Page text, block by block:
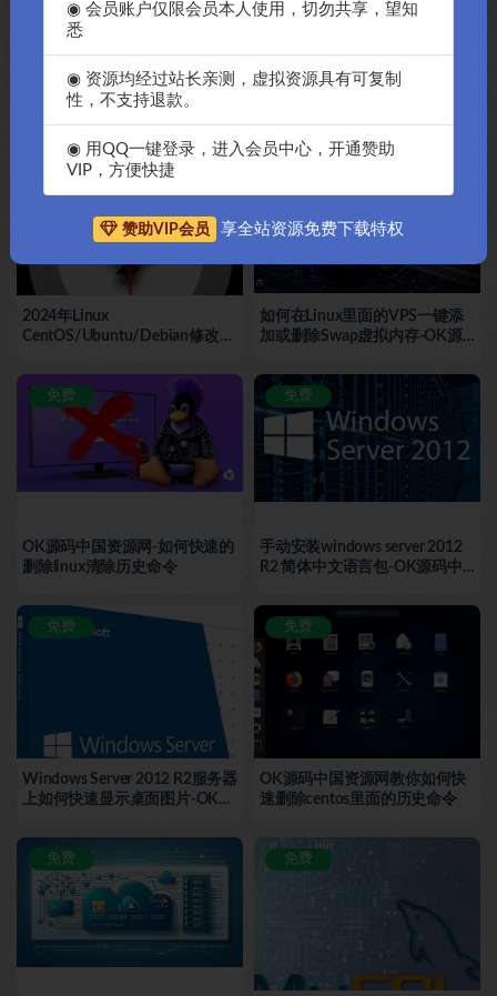
2024年OK源码中国资源网教你
Windows服务器更安全的更改
远程桌面端口并添加防火墙傻瓜
化教程
2024年傻瓜一键DD如何国外的
OK源码中国资源破解网提供
免费
2024年Linux
CentOS/Ubuntu/Debian修改设
源网教程
如何在Linux里面的VPS一键添
加或删除Swap虚拟内存-OK源
免费
OK源码中国资源网-如何快速的
删除linux清除历史命令
免费
手动安装windows server 2012
R2 简体中文语言包-OK源码中
免费
Windows Server 2012 R2服务器
上如何快速显示桌面图片-OK源
免费
OK源码中国资源网教你如何快
速删除centos里面的历史命令
免费 免费
◉ 会员账户仅限会员本人使用，切勿共享，望知
悉
◉ 资源均经过站长亲测，虚拟资源具有可复制
性，不支持退款。
◉ 用QQ一键登录，进入会员中心，开通赞助
VIP，方便快捷
赞助VIP会员 享全站资源免费下载特权